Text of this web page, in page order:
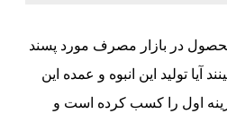
محصول در بازار مصرف مورد پسند
آیا تولید این انبوه و عمده این
اول را کسب کرده است و